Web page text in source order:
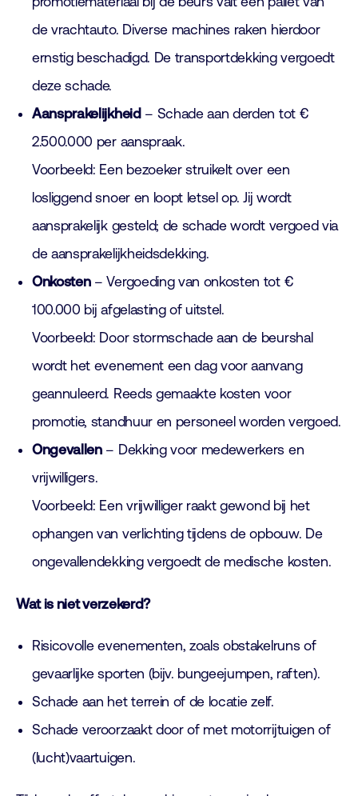
de vrachtauto. Diverse machines raken hierdoor
ernstig beschadigd. De transportdekking vergoedt
deze schade.
Aansprakelijkheid – Schade aan derden tot €
2.500.000 per aanspraak.
Voorbeeld: Een bezoeker struikelt over een
losliggend snoer en loopt letsel op. Jij wordt
aansprakelijk gesteld; de schade wordt vergoed via
de aansprakelijkheidsdekking.
Onkosten– Vergoeding van onkosten tot €
100.000 bij afgelasting of uitstel.
Voorbeeld: Door stormschade aan de beurshal
wordt het evenement een dag voor aanvang
geannuleerd. Reeds gemaakte kosten voor
promotie, standhuur en personeel worden vergoed.
Ongevallen– Dekking voor medewerkers en
vrijwilligers.
Voorbeeld: Een vrijwilliger raakt gewond bij het
ophangen van verlichting tijdens de opbouw. De
ongevallendekking vergoedt de medische kosten.
Wat is niet verzekerd?
Risicovolle evenementen, zoals obstakelruns of
gevaarlijke sporten (bijv. bungeejumpen, raften).
Schade aan het terrein of de locatie zelf.
Schade veroorzaakt door of met motorrijtuigen of
(lucht)vaartuigen.